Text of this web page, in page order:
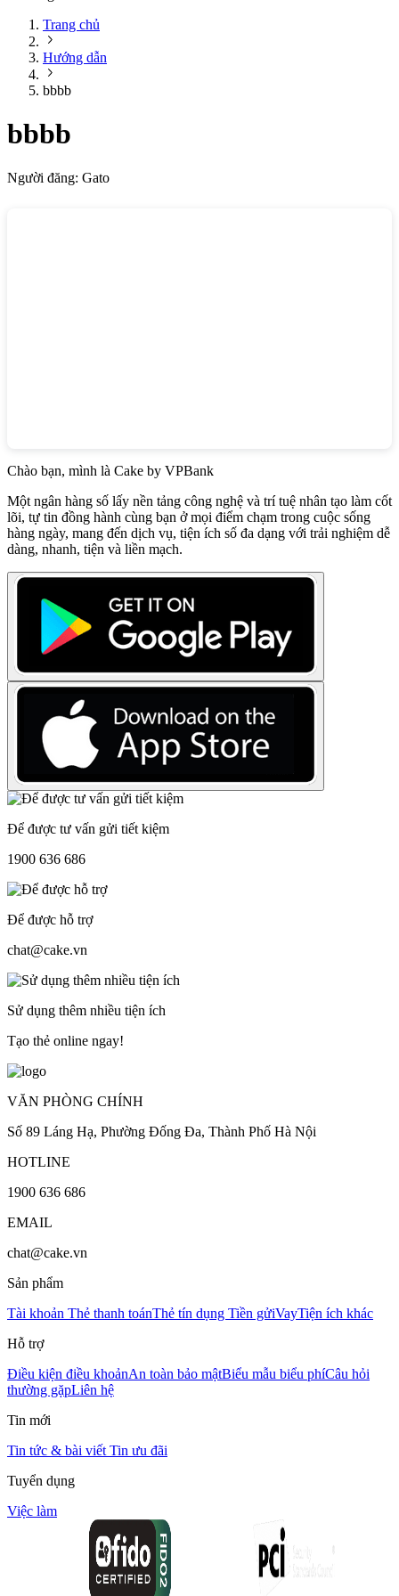
Trang chủ
Hướng dẫn
bbbb
bbbb
Người đăng: Gato
Chào bạn, mình là Cake by VPBank
Một ngân hàng số lấy nền tảng công nghệ và trí tuệ nhân tạo làm cốt
lõi, tự tin đồng hành cùng bạn ở mọi điểm chạm trong cuộc sống
hàng ngày, mang đến dịch vụ, tiện ích số đa dạng với trải nghiệm dễ
dàng, nhanh, tiện và liền mạch.
Để được tư vấn gửi tiết kiệm
1900 636 686
Để được hỗ trợ
chat@cake.vn
Sử dụng thêm nhiều tiện ích
Tạo thẻ online ngay!
VĂN PHÒNG CHÍNH
Số 89 Láng Hạ, Phường Đống Đa, Thành Phố Hà Nội
HOTLINE
1900 636 686
EMAIL
chat@cake.vn
Sản phẩm
Tài khoản Thẻ thanh toánThẻ tín dụng Tiền gửiVayTiện ích khác
Hỗ trợ
Điều kiện điều khoảnAn toàn bảo mậtBiểu mẫu biểu phíCâu hỏi
thường gặpLiên hệ
Tin mới
Tin tức & bài viếtTin ưu đãi
Tuyển dụng
Việc làm